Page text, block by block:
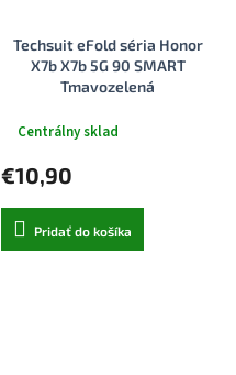
Techsuit eFold séria Honor
X7b X7b 5G 90 SMART
Tmavozelená
Centrálny sklad
€10,90
Pridať do košíka